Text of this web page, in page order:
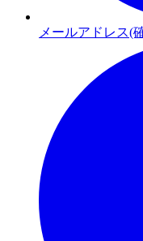
メールアドレス(